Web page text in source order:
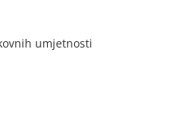
umjetnosti